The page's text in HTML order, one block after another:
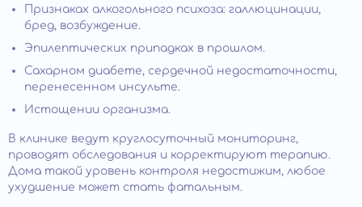
Признаках алкогольного психоза: галлюцинации,
бред, возбуждение.
Эпилептических припадках в прошлом.
Сахарном диабете, сердечной недостаточности,
перенесенном инсульте.
Истощении организма.
В клинике ведут круглосуточный мониторинг,
проводят обследования и корректируют терапию.
Дома такой уровень контроля недостижим, любое
ухудшение может стать фатальным.